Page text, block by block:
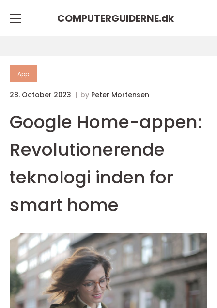
COMPUTERGUIDERNE.dk
App
28. October 2023 by Peter Mortensen
Google Home-appen:
Revolutionerende
teknologi inden for
smart home